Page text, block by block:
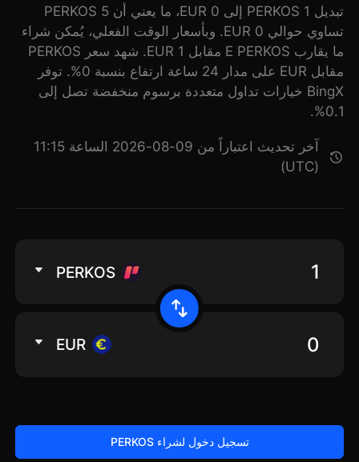
تبديل 1 PERKOS إلى 0 EUR، ما يعني أن 5 PERKOS
تساوي حوالي 0 EUR. وبأسعار الوقت الفعلي، يُمكن شراء
ما يقارب E PERKOS مقابل 1 EUR. شهد سعر PERKOS
مقابل EUR على مدار 24 ساعة ارتفاع بنسبة 0%. توفر
BingX خيارات تداول متعددة برسوم منخفضة تصل إلى
0.1%.
آخر تحديث اعتباراً من 09-08-2026 الساعة 11:15
(UTC)
PERKOS
EUR
تسجيل دخول لشراء PERKOS